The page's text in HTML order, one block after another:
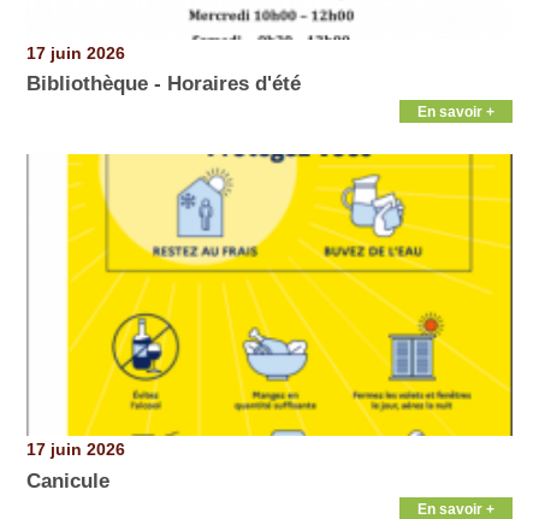
17 juin 2026
Bibliothèque - Horaires d'été
En savoir +
17 juin 2026
Canicule
En savoir +